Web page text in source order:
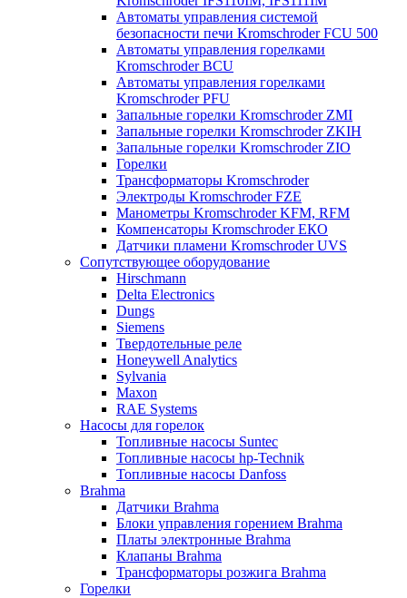
Автоматы управления системой
безопасности печи Kromschroder FCU 500
Автоматы управления горелками
Kromschroder BCU
Автоматы управления горелками
Kromschroder PFU
Запальные горелки Kromschroder ZМI
Запальные горелки Kromschroder ZKIH
Запальные горелки Kromschroder ZIO
Горелки
Трансформаторы Kromschroder
Электроды Kromschroder FZE
Манометры Kromschroder KFM, RFM
Компенсаторы Kromschroder ЕКО
Датчики пламени Kromschroder UVS
Сопутствующее оборудование
Hirschmann
Delta Electronics
Dungs
Siemens
Твердотельные реле
Honeywell Analytics
Sylvania
Maxon
RAE Systems
Насосы для горелок
Топливные насосы Suntec
Топливные насосы hp-Technik
Топливные насосы Danfoss
Brahma
Датчики Brahma
Блоки управления горением Brahma
Платы электронные Brahma
Клапаны Brahma
Трансформаторы розжига Brahma
Горелки